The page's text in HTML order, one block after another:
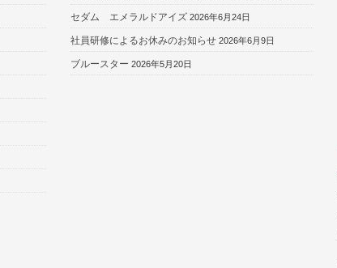
セダム エメラルドアイズ 2026年6月24日
社員研修によるお休みのお知らせ 2026年6月9日
ブルースター 2026年5月20日